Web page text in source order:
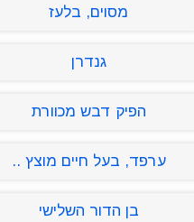
מסוים, בלעז
גנדרן
הפיק דבש מכוורת
ערפד, בעל חיים מוצץ ..
בן הדור השלישי